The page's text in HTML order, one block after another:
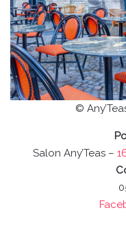
©
Salon Any’Teas –